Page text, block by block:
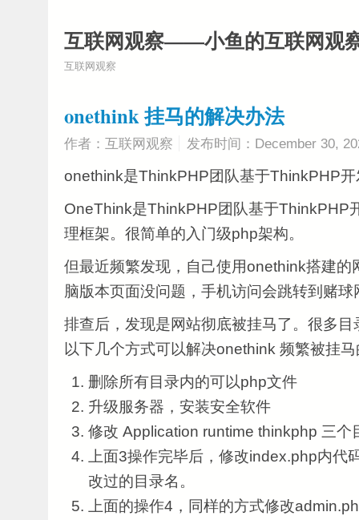
互联网观察——小鱼的互联网观
互联网观察
onethink 挂马的解决办法
作者：互联网观察 发布时间：December 30,
onethink是ThinkPHP团队基于ThinkPHP
OneThink是ThinkPHP团队基于ThinkPHP
理框架。很简单的入门级php架构。
但最近频繁发现，自己使用onethink搭建的
脑版本页面没问题，手机访问会跳转到赌
排查后，发现是网站彻底被挂马了。很多
以下几个方式可以解决onethink 频繁被挂
删除所有目录内的可以php文件
升级服务器，安装安全软件
修改 Application runtime thinkphp 三个
上面3操作完毕后，修改index.php内代
改过的目录名。
上面的操作4，同样的方式修改